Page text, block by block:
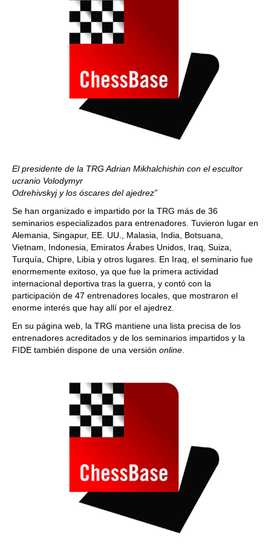
El presidente de la TRG Adrian Mikhalchishin con el escultor
ucranio Volodymyr
Odrehivskyj y los óscares del ajedrez”
Se han organizado e impartido por la TRG más de 36
seminarios especializados para entrenadores. Tuvieron lugar en
Alemania, Singapur, EE. UU., Malasia, India, Botsuana,
Vietnam, Indonesia, Emiratos Árabes Unidos, Iraq, Suiza,
Turquía, Chipre, Libia y otros lugares. En Iraq, el seminario fue
enormemente exitoso, ya que fue la primera actividad
internacional deportiva tras la guerra, y contó con la
participación de 47 entrenadores locales, que mostraron el
enorme interés que hay allí por el ajedrez.
En su página web, la TRG mantiene una lista precisa de los
entrenadores acreditados y de los seminarios impartidos y la
FIDE también dispone de una versión online